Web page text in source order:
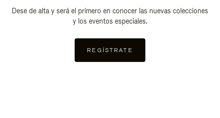
Dese de alta y será el primero en conocer las nuevas colecciones
y los eventos especiales.
REGÍSTRATE